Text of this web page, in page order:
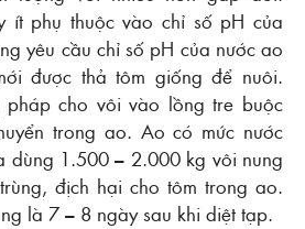
ít phụ thuộc vào chỉ số pH của
yêu cầu chỉ số pH của nước ao
được thả tôm giống để nuôi.
pháp cho vôi vào lồng tre buộc
trong ao. Ao có mức nước
dùng 1.500 – 2.000 kg vôi nung
địch hại cho tôm trong ao.
là 7 – 8 ngày sau khi diệt tạp.